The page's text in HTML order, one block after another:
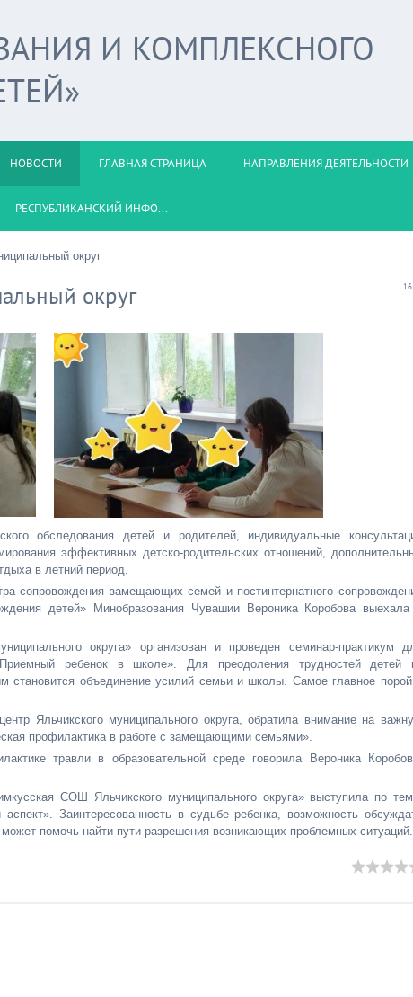
И КОМПЛЕКСНОГО
НОВОСТИ ГЛАВНАЯ СТРАНИЦА НАПРАВЛЕНИЯ ДЕЯТЕЛЬНОСТИ
РЕСПУБЛИКАНСКИЙ ИНФО...
округ
округ
обследования детей и родителей, индивидуальные
эффективных детско-родительских отношений,
в летний период.
сопровождения замещающих семей и постинтернатного
детей» Минобразования Чувашии Вероника Коробова
округа» организован и проведен семинар-практикум
ребенок в школе». Для преодоления трудностей детей
объединение усилий семьи и школы. Самое главное
Яльчикского муниципального округа, обратила внимание на
профилактика в работе с замещающими семьями».
травли в образовательной среде говорила Вероника
СОШ Яльчикского муниципального округа» выступила по
Заинтересованность в судьбе ребенка, возможность
помочь найти пути разрешения возникающих проблемных ситуаций.